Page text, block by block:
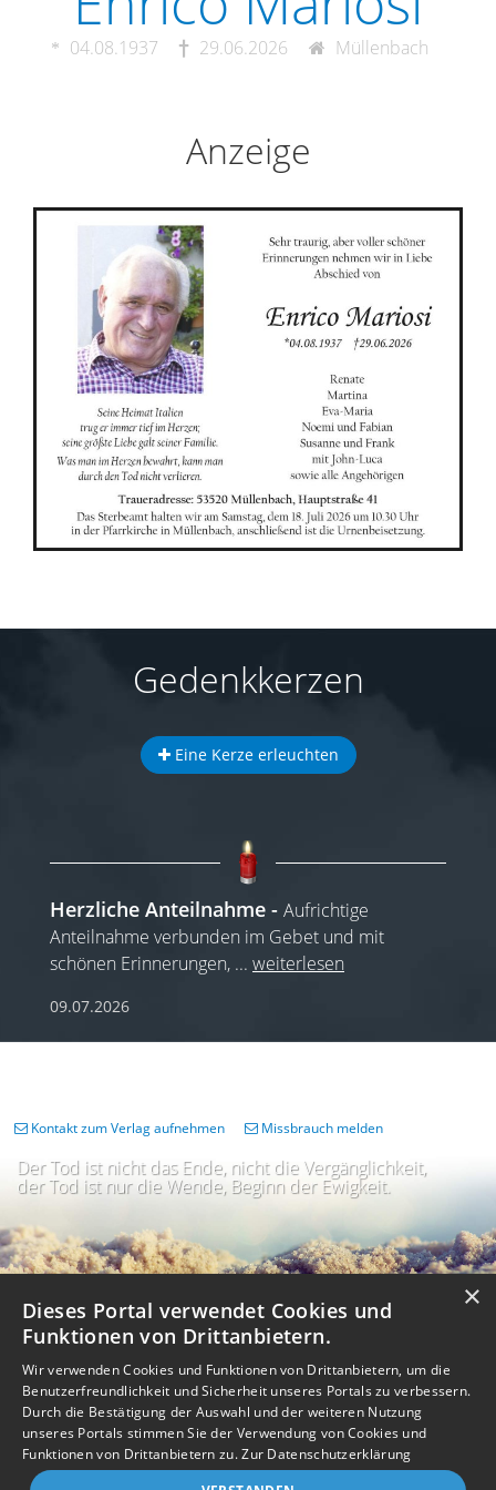
04.08.1937 29.06.2026 Müllenbach
Anzeige
Gedenkkerzen
Eine Kerze erleuchten
Herzliche Anteilnahme
Aufrichtige
Anteilnahme verbunden im Gebet und mit
schönen Erinnerungen, ... weiterlesen
09.07.2026
Der Tod ist nicht das Ende, nicht die Vergänglichkeit,
der Tod ist nur die Wende, Beginn der Ewigkeit.
Kontakt zum Verlag aufnehmen Missbrauch melden
Impressum Nutzungsbedingungen Datenschutz
AGB
Barrierefreiheit
Barriere melden
I
m
Accessibility-Modus aktivieren
IKontrastmodus aktivieren
×
Dieses Portal verwendet Cookies und
Funktionen von Drittanbietern.
Wir verwenden Cookies und Funktionen von Drittanbietern, um die
Benutzerfreundlichkeit und Sicherheit unseres Portals zu verbessern.
Durch die Bestätigung der Auswahl und der weiteren Nutzung
unseres Portals stimmen Sie der Verwendung von Cookies und
Funktionen von Drittanbietern zu.Zur Datenschutzerklärung